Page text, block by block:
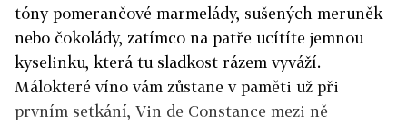
tóny pomerančové marmelády, sušených meruněk
nebo čokolády, zatímco na patře ucítíte jemnou
kyselinku, která tu sladkost rázem vyváží.
Málokteré víno vám zůstane v paměti už při
prvním setkání, Vin de Constance mezi ně